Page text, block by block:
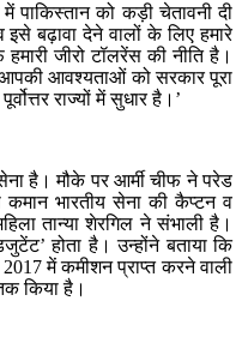
पाकिस्तान को कड़ी चेतावनी दी
बढ़ावा देने वालों के लिए हमारे
जीरो टॉलरेंस की नीति है।
आवश्‍यताओं को सरकार पूरा
राज्‍यों में सुधार है।’
है। मौके पर आर्मी चीफ ने परेड
कमान भारतीय सेना की कैप्‍टन व
तान्‍या शेरगिल ने संभाली है।
होता है। उन्होंने बताया कि
2017 में कमीशन प्राप्त करने वाली
किया है।